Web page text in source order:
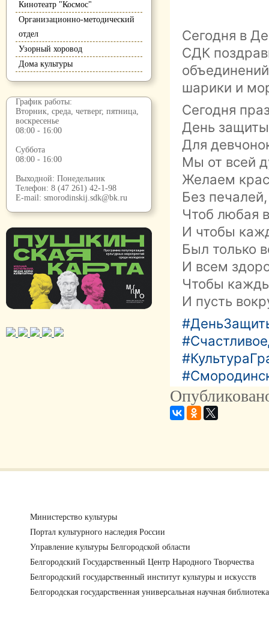
Кинотеатр "Космос"
Организационно-методический
отдел
Узорный хоровод
Дома культуры
График работы:
Вторник, среда, четверг, пятница,
воскресенье
08:00 - 16:00
Суббота
08:00 - 16:00
Выходной: Понедельник
Телефон: 8 (47 261) 42-1-98
E-mail: smorodinskij.sdk@bk.ru
Сегодня в
СДК
шарики и
Сегодня
День
Для
Мы от всей
Желаем
Без
Чтоб любая
И чтобы
Был только
И всем
Чтобы
И пусть
Министерство культуры
Портал культурного наследия России
Управление культуры Белгородской области
Белгородский Государственный Центр Народного Творчества
Белгородский государственный институт культуры и искусств
Белгородская государственная универсальная научная библиотека